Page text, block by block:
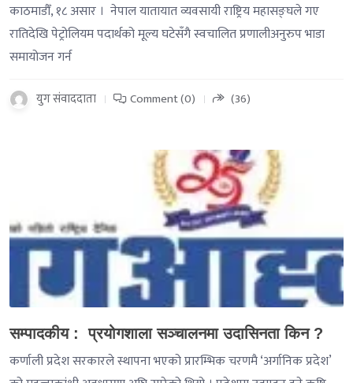
काठमाडौँ, १८ असार । नेपाल यातायात व्यवसायी राष्ट्रिय महासङ्घले गए
रातिदेखि पेट्रोलियम पदार्थको मूल्य घटेसँगै स्वचालित प्रणालीअनुरुप भाडा
समायोजन गर्न
युग संवाददाता Comment (0) (36)
सम्पादकीय : प्रयोगशाला सञ्चालनमा उदासिनता किन ?
कर्णाली प्रदेश सरकारले स्थापना भएको प्रारम्भिक चरणमै ‘अर्गानिक प्रदेश’